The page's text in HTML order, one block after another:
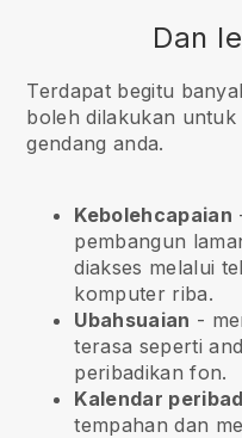
Dan
Terdapat begitu
boleh dilakukan untuk
gendang anda.
Kebolehcapaian
pembangun
diakses melalui
komputer riba.
Ubahsuaian -
terasa seperti
peribadikan fon.
Kalendar
tempahan dan